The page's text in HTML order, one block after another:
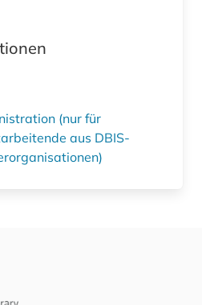
(nur für
aus DBIS-